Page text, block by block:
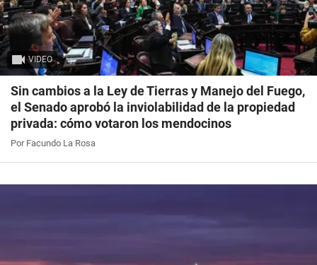
VIDEO
Sin cambios a la Ley de Tierras y Manejo del Fuego,
el Senado aprobó la inviolabilidad de la propiedad
privada: cómo votaron los mendocinos
Por Facundo La Rosa